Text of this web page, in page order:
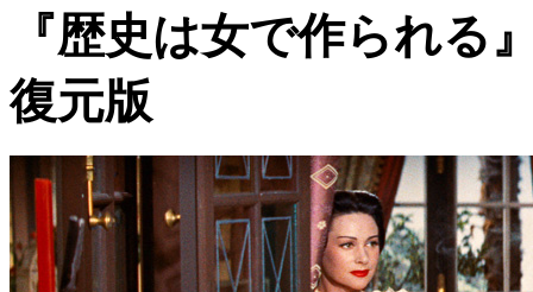
『歴史は女で作られる
復元版